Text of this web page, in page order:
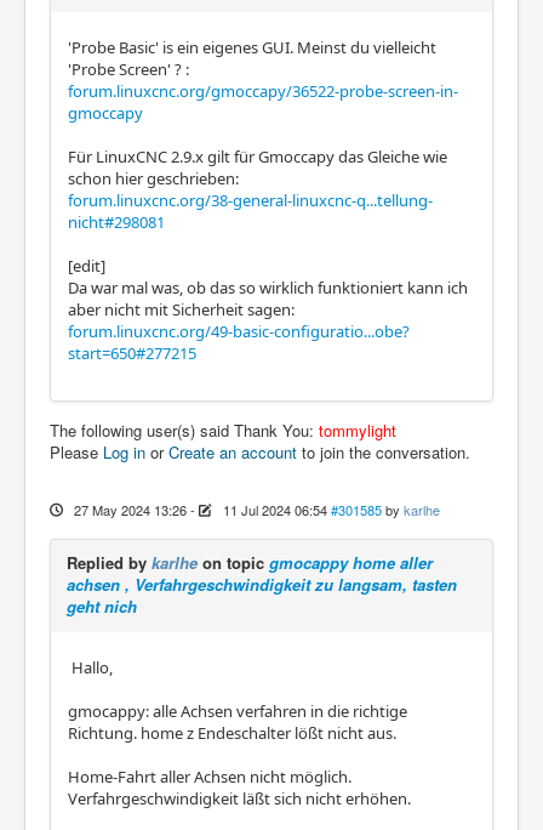
'Probe Basic' is ein eigenes GUI. Meinst du vielleicht
'Probe Screen' ? :
forum.linuxcnc.org/gmoccapy/36522-probe-screen-in-
gmoccapy
Für LinuxCNC 2.9.x gilt für Gmoccapy das Gleiche wie
schon hier geschrieben:
forum.linuxcnc.org/38-general-linuxcnc-q...tellung-
nicht#298081
[edit]
Da war mal was, ob das so wirklich funktioniert kann ich
aber nicht mit Sicherheit sagen:
forum.linuxcnc.org/49-basic-configuratio...obe?
start=650#277215
The following user(s) said Thank You: tommylight
Please Log in orCreate an account to join the conversation.
27 May 2024 13:26- 11 Jul 2024 06:54 #301585 by karlhe
Replied by karlhe on topic gmocappy home aller
achsen , Verfahrgeschwindigkeit zu langsam, tasten
geht nich
Hallo,
gmocappy: alle Achsen verfahren in die richtige
Richtung. home z Endeschalter lößt nicht aus.
Home-Fahrt aller Achsen nicht möglich.
Verfahrgeschwindigkeit läßt sich nicht erhöhen.